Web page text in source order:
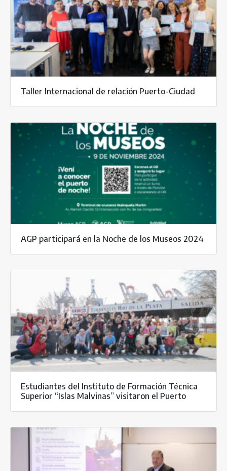
Taller Internacional de relación Puerto-Ciudad
AGP participará en la Noche de los Museos 2024
Estudiantes del Instituto de Formación Técnica
Superior “Islas Malvinas” visitaron el Puerto